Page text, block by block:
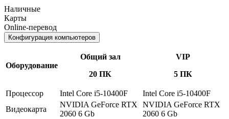
Наличные
Карты
Online-перевод
Конфигурация компьютеров
Оборудование
Общий зал
20 ПК
VIP
5 ПК
Процессор Intel Core i5-10400F
Intel Core i5-10400F
Видеокарта
NVIDIA GeForce RTX
2060 6 Gb
NVIDIA GeForce RTX
2060 6 Gb